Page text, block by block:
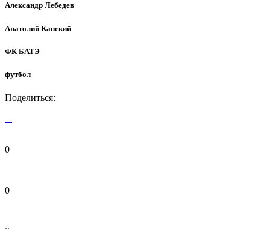
Александр Лебедев
Анатолий Капский
ФК БАТЭ
футбол
Поделиться:
0
0